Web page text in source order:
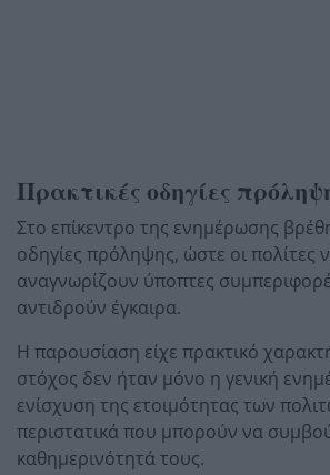
Πρακτικές οδηγίες
Στο επίκεντρο της ενημέρωσης
οδηγίες πρόληψης, ώστε οι πολίτες
αναγνωρίζουν ύποπτες
αντιδρούν έγκαιρα.
Η παρουσίαση είχε πρακτικό
στόχος δεν ήταν μόνο η γενική
ενίσχυση της ετοιμότητας των
περιστατικά που μπορούν να
καθημερινότητά τους.